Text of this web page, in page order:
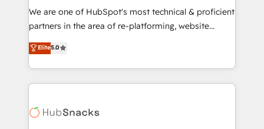
rooted in RevOps principles, integrates analysis,
training, planning, and qualification. Leveraging
inbound marketing tactics, we focus on
understanding, nurturing, and converting leads.
competitive market.
We are one of HubSpot's most technical & proficient
partners in the area of re-platforming, website
design & development. We specialize in multi-hub
implementations for mid-market & enterprise
companies. We are woman-owned, powered by
coffee, and we ❤️ dogs. We produce award-winning
Impact Award 🏆2022 Technical Expertise Impact
Elite5.0